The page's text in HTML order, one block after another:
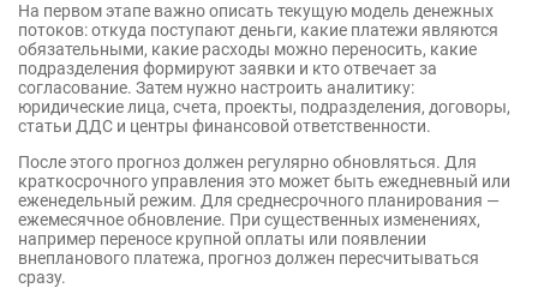
На первом этапе важно описать текущую модель денежных
потоков: откуда поступают деньги, какие платежи являются
обязательными, какие расходы можно переносить, какие
подразделения формируют заявки и кто отвечает за
согласование. Затем нужно настроить аналитику:
юридические лица, счета, проекты, подразделения, договоры,
статьи ДДС и центры финансовой ответственности.
После этого прогноз должен регулярно обновляться. Для
краткосрочного управления это может быть ежедневный или
еженедельный режим. Для среднесрочного планирования —
ежемесячное обновление. При существенных изменениях,
например переносе крупной оплаты или появлении
внепланового платежа, прогноз должен пересчитываться
сразу.